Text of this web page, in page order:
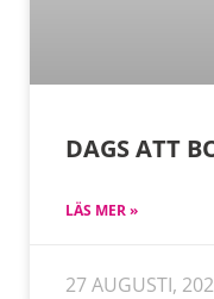
DAGS ATT
LÄS MER »
27 AUGUSTI,